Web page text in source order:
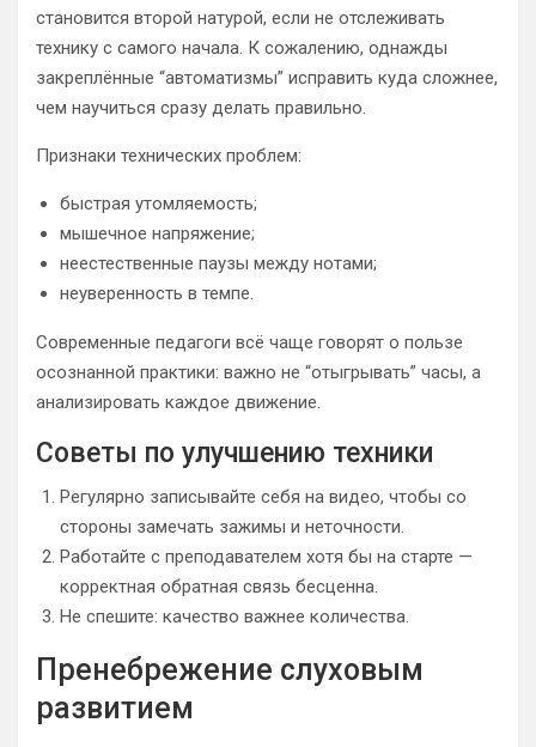
становится второй натурой, если не отслеживать
технику с самого начала. К сожалению, однажды
закреплённые “автоматизмы” исправить куда сложнее,
чем научиться сразу делать правильно.
Признаки технических проблем:
быстрая утомляемость;
мышечное напряжение;
неестественные паузы между нотами;
неуверенность в темпе.
Современные педагоги всё чаще говорят о пользе
осознанной практики: важно не “отыгрывать” часы, а
анализировать каждое движение.
Советы по улучшению техники
Регулярно записывайте себя на видео, чтобы со
стороны замечать зажимы и неточности.
Работайте с преподавателем хотя бы на старте —
корректная обратная связь бесценна.
Не спешите: качество важнее количества.
Пренебрежение слуховым
развитием